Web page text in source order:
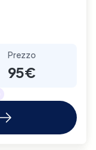
Prezzo
95€